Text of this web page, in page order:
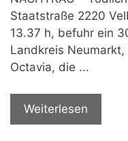
Staatstraße 2220
13.37 h, befuhr ein
Landkreis
Octavia, die ...
Weiterlesen